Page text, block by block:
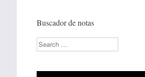
Buscador de notas
Search